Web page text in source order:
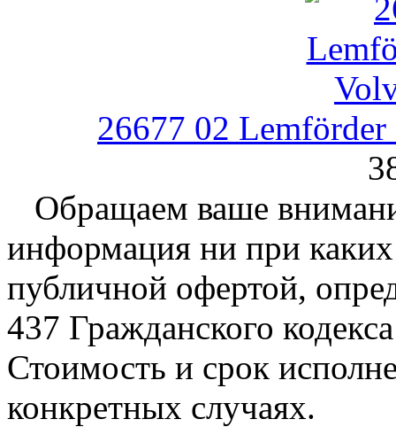
26677 02 Lemförder
Обращаем ваше
информация ни при каких
публичной офертой,
437 Гражданского
Стоимость и срок
конкретных случаях.